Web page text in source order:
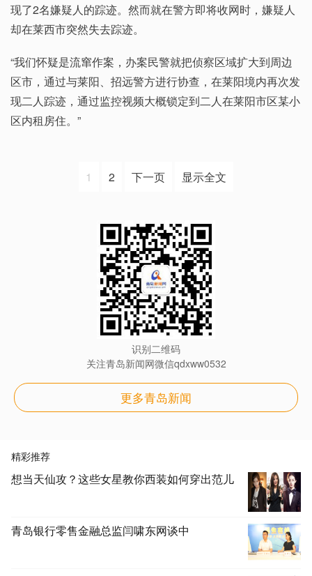
现了2名嫌疑人的踪迹。然而就在警方即将收网时，嫌疑人
却在莱西市突然失去踪迹。
“我们怀疑是流窜作案，办案民警就把侦察区域扩大到周边
区市，通过与莱阳、招远警方进行协查，在莱阳境内再次发
现二人踪迹，通过监控视频大概锁定到二人在莱阳市区某小
区内租房住。”
1 2 下一页 显示全文
识别二维码
关注青岛新闻网微信qdxww0532
更多青岛新闻
精彩推荐
想当天仙攻？这些女星教你西装如何穿出范儿
青岛银行零售金融总监闫啸东网谈中